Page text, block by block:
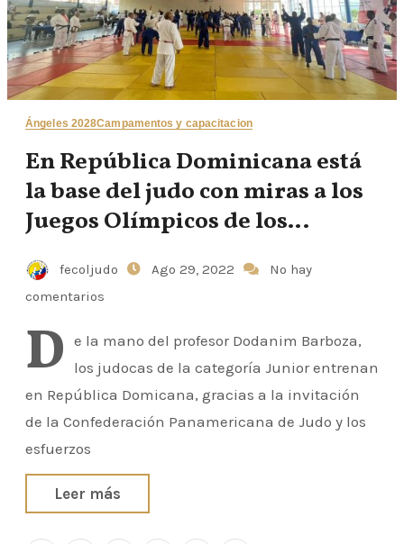
Ángeles 2028Campamentos y capacitacion
En República Dominicana está
la base del judo con miras a los
Juegos Olímpicos de los
Ángeles 2028
fecoljudo Ago 29, 2022
No hay
comentarios
D e la mano del profesor Dodanim Barboza,
los judocas de la categoría Junior entrenan
en República Domicana, gracias a la invitación
de la Confederación Panamericana de Judo y los
esfuerzos
Leer más